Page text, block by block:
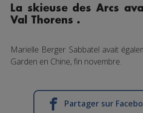
La skieuse des Arcs
Val Thorens .
Marielle Berger Sabbatel avait
Garden en Chine, fin novembre.
Partager sur